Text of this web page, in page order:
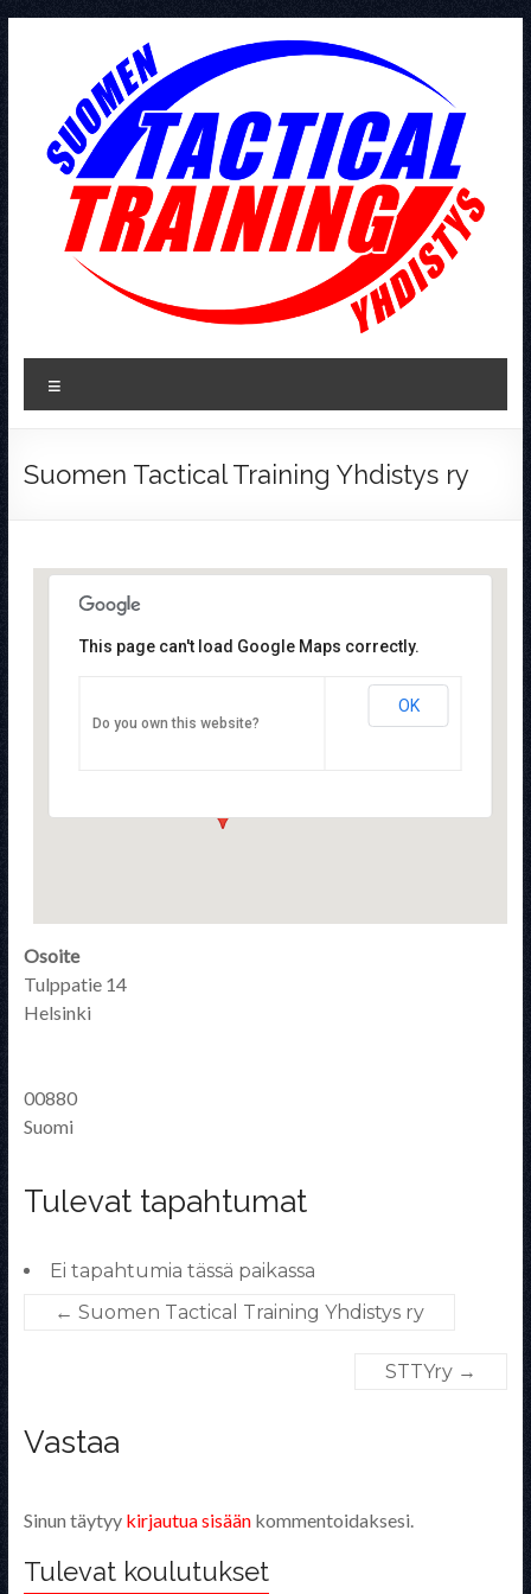
Tactical
Training
Suomen Tactical Training Yhdistys ry
Tulppatie 14 - Helsinki
This page can't load Google Maps correctly.
Do you own this website?
OK
Osoite
Tulppatie 14
Helsinki
00880
Suomi
Tulevat tapahtumat
Ei tapahtumia tässä paikassa
← Suomen Tactical Training Yhdistys ry
STTYry →
Vastaa
Sinun täytyy kirjautua sisäänkommentoidaksesi.
Tulevat koulutukset